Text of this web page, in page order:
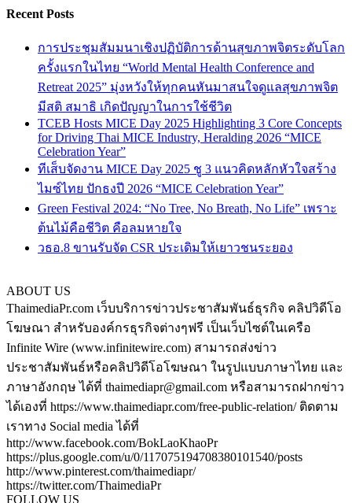
Recent Posts
การประชุมสัมมนาเชิงปฏิบัติการด้านสุขภาพจิตระดับโลก
ครั้งแรกในไทย “World Mental Health Conference and
Retreat 2025” มุ่งหวังให้ทุกคนหันมาสนใจดูแลสุขภาพจิต
มีสติ สมาธิ เกิดปัญญาในการใช้ชีวิต
TCEB Hosts MICE Day 2025 Highlighting 3 Core Concepts
for Driving Thai MICE Industry, Heralding 2026 “MICE
Celebration Year”
ทีเส็บจัดงาน MICE Day 2025 ชู 3 แนวคิดหลักหัวใจสร้าง
ไมซ์ไทย ปักธงปี 2026 “MICE Celebration Year”
Green Festival 2024: “No Tree, No Breath, No Life” เพราะ
ต้นไม้คือชีวิต คือลมหายใจ
วธอ.8 ขานรับจัด CSR ประเดิมให้เยาวชนระยอง
ABOUT US
ThaimediaPr.com เว็บบริการข่าวประชาสัมพันธ์ธุรกิจ คลิปวิดีโอ
โฆษณา สำหรับองค์กรธุรกิจต่างๆฟรี เป็นเว็บไซต์ในเครือ
Infinite Wire (www.infinitewire.com) สามารถส่งข่าว
ประชาสัมพันธ์หรือคลิปวิดีโอโฆษณา ในรูปแบบภาษาไทย และ
ภาษาอังกฤษ ได้ที่ thaimediapr@gmail.com หรือสามารถฝากข่าว
ได้เองที่ https://www.thaimediapr.com/free-public-relation/ ติดตาม
เราทาง Social media ได้ที่
http://www.facebook.com/BokLaoKhaoPr
https://plus.google.com/u/0/117075194708380101540/posts
http://www.pinterest.com/thaimediapr/
https://twitter.com/ThaimediaPr
FOLLOW US